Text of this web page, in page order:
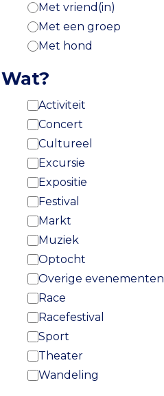
Met vriend(in)
Met een groep
Met hond
Wat?
Activiteit
Concert
Cultureel
Excursie
Expositie
Festival
Markt
Muziek
Optocht
Overige evenementen
Race
Racefestival
Sport
Theater
Wandeling